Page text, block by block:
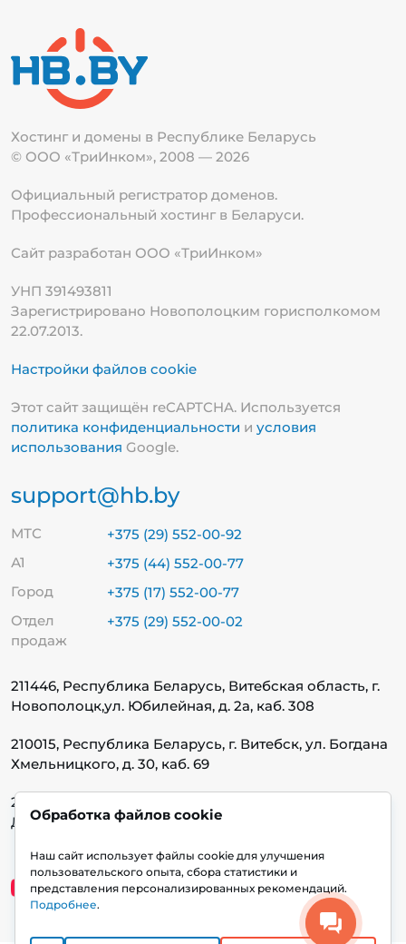
Хостинг и домены в Республике Беларусь
© ООО «ТриИнком», 2008 — 2026
Официальный регистратор доменов.
Профессиональный хостинг в Беларуси.
Сайт разработан ООО «ТриИнком»
УНП 391493811
Зарегистрировано Новополоцким горисполкомом
22.07.2013.
Настройки файлов cookie
Этот сайт защищён reCAPTCHA. Используется
политика конфиденциальности и условия
использования Google.
support@hb.by
МТС
+375 (29) 552-00-92
А1
+375 (44) 552-00-77
Город
+375 (17) 552-00-77
Отдел
продаж
+375 (29) 552-00-02
211446, Республика Беларусь, Витебская область, г.
Новополоцк,ул. Юбилейная, д. 2а, каб. 308
210015, Республика Беларусь, г. Витебск, ул. Богдана
Хмельницкого, д. 30, каб. 69
220140, Республика Беларусь, г. Минск, ул.
Домбровская, д. 9, каб. 13.1.1
Обработка файлов cookie
Наш сайт использует файлы cookie для улучшения
пользовательского опыта, сбора статистики и
представления персонализированных рекомендаций.
Подробнее.